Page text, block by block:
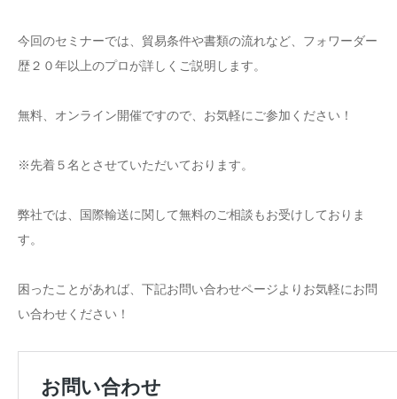
今回のセミナーでは、貿易条件や書類の流れなど、フォワーダー
歴２０年以上のプロが詳しくご説明します。
無料、オンライン開催ですので、お気軽にご参加ください！
※先着５名とさせていただいております。
弊社では、国際輸送に関して無料のご相談もお受けしておりま
す。
困ったことがあれば、下記お問い合わせページよりお気軽にお問
い合わせください！